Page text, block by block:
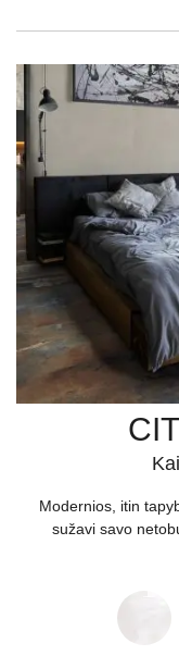
Modernios, itin
sužavi savo